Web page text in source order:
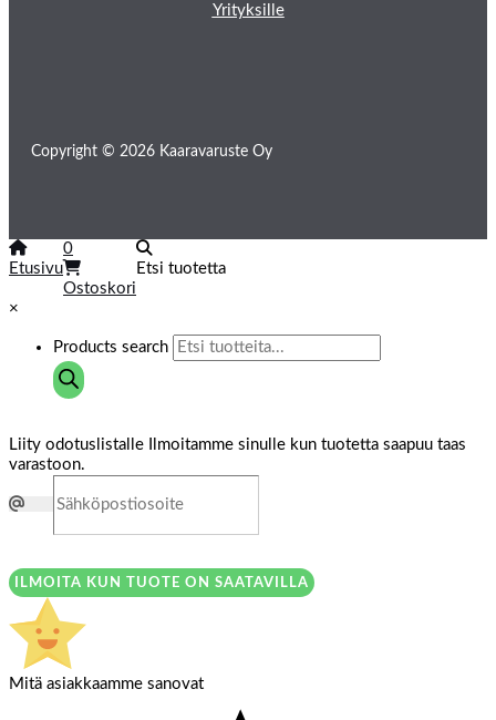
Yrityksille
Copyright © 2026 Kaaravaruste Oy
Etusivu
0
Ostoskori
Etsi tuotetta
×
Products search
Liity odotuslistalle
Ilmoitamme sinulle kun tuotetta saapuu taas
varastoon.
ILMOITA KUN TUOTE ON SAATAVILLA
Mitä asiakkaamme sanovat